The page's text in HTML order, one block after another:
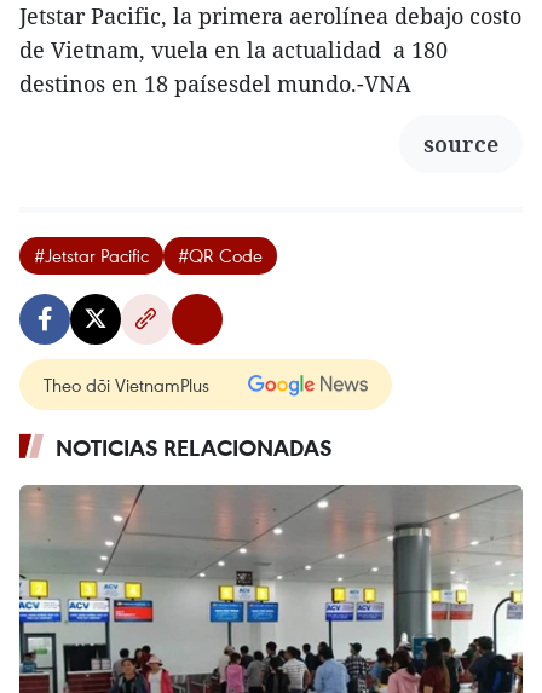
Jetstar Pacific, la primera aerolínea debajo costo
de Vietnam, vuela en la actualidad a 180
destinos en 18 paísesdel mundo.-VNA
source
#Jetstar Pacific #QR Code
Theo dõi VietnamPlus
NOTICIAS RELACIONADAS